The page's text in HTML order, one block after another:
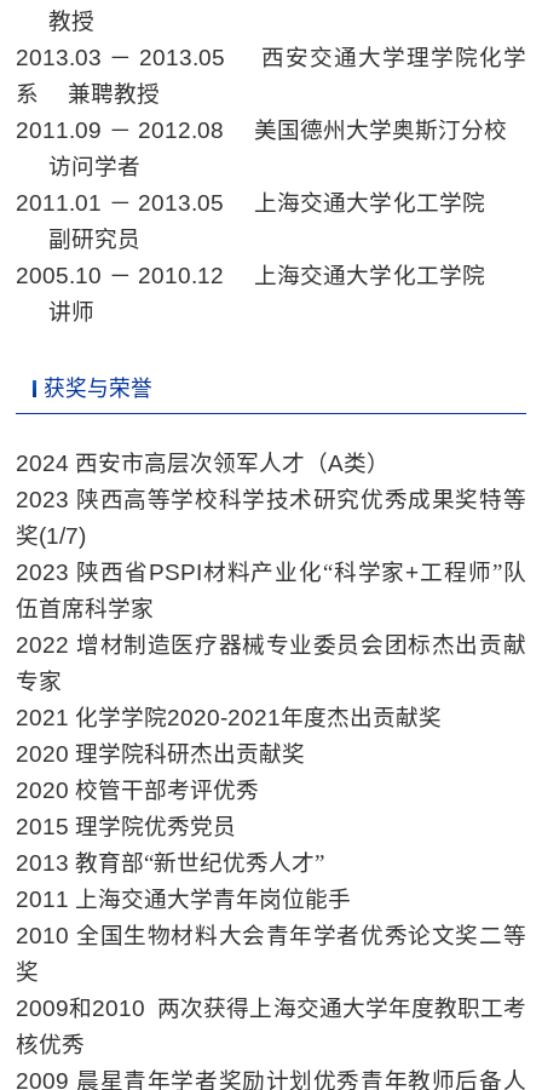
教授
2013.03 － 2013.05 西安交通大学理学院化学
系
兼聘教授
2011.09 － 2012.08 美国德州大学奥斯汀分校
访问学者
2011.01 － 2013.05 上海交通大学化工学院
副研究员
2005.10 － 2010.12 上海交通大学化工学院
讲师
获奖与荣誉
2024 西安市高层次领军人才（A类）
2023 陕西高等学校科学技术研究优秀成果奖特等
奖(1/7)
2023 陕西省PSPI材料产业化“科学家+工程师”队
伍首席科学家
2022 增材制造医疗器械专业委员会团标杰出贡献
专家
2021 化学学院2020-2021年度杰出贡献奖
2020理学院科研杰出贡献奖
2020校管干部考评优秀
2015理学院优秀党员
2013教育部“新世纪优秀人才”
2011 上海交通大学青年岗位能手
2010全国生物材料大会青年学者优秀论文奖二等
奖
2009和2010 两次获得上海交通大学年度教职工考
核优秀
2009 晨星青年学者奖励计划优秀青年教师后备人